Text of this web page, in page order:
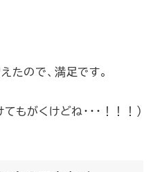
たので、満足です。
もがくけどね・・・！！！）